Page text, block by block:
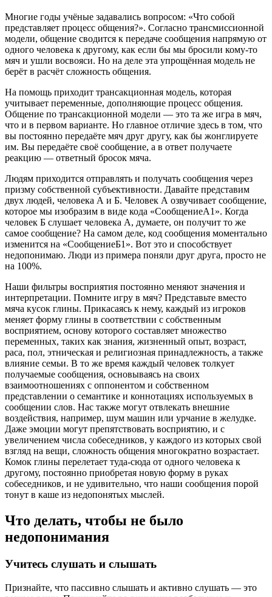
Многие годы учёные задавались вопросом: «Что собой
представляет процесс общения?». Согласно трансмиссионной
модели, общение сводится к передаче сообщения напрямую от
одного человека к другому, как если бы мы бросили кому-то
мяч и ушли восвояси. Но на деле эта упрощённая модель не
берёт в расчёт сложность общения.
На помощь приходит трансакционная модель, которая
учитывает переменные, дополняющие процесс общения.
Общение по трансакционной модели — это та же игра в мяч,
что и в первом варианте. Но главное отличие здесь в том, что
вы постоянно передаёте мяч друг другу, как бы жонглируете
им. Вы передаёте своё сообщение, а в ответ получаете
реакцию — ответный бросок мяча.
Людям приходится отправлять и получать сообщения через
призму собственной субъективности. Давайте представим
двух людей, человека А и Б. Человек А озвучивает сообщение,
которое мы изобразим в виде кода «СообщениеА1». Когда
человек Б слушает человека А, думаете, он получит то же
самое сообщение? На самом деле, код сообщения моментально
изменится на «СообщениеБ1». Вот это и способствует
недопонимаю. Люди из примера поняли друг друга, просто не
на 100%.
Наши фильтры восприятия постоянно меняют значения и
интерпретации. Помните игру в мяч? Представьте вместо
мяча кусок глины. Прикасаясь к нему, каждый из игроков
меняет форму глины в соответствии с собственным
восприятием, основу которого составляет множество
переменных, таких как знания, жизненный опыт, возраст,
раса, пол, этническая и религиозная принадлежность, а также
влияние семьи. В то же время каждый человек толкует
получаемые сообщения, основываясь на своих
взаимоотношениях с оппонентом и собственном
представлении о семантике и коннотациях используемых в
сообщении слов. Нас также могут отвлекать внешние
воздействия, например, шум машин или урчание в желудке.
Даже эмоции могут препятствовать восприятию, и с
увеличением числа собеседников, у каждого из которых свой
взгляд на вещи, сложность общения многократно возрастает.
Комок глины перелетает туда-сюда от одного человека к
другому, постоянно приобретая новую форму в руках
собеседников, и не удивительно, что наши сообщения порой
тонут в каше из недопонятых мыслей.
Что делать, чтобы не было
недопонимания
Учитесь слушать и слышать
Признайте, что пассивно слышать и активно слушать — это